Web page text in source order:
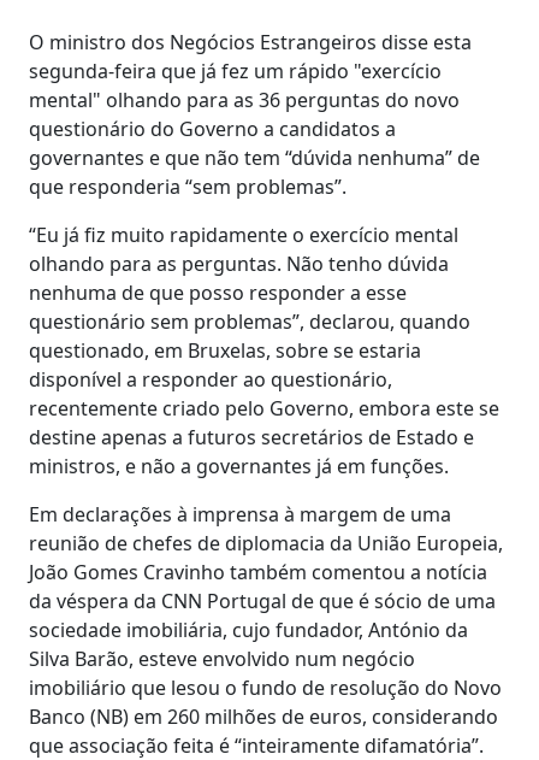
O ministro dos Negócios Estrangeiros disse esta
segunda-feira que já fez um rápido "exercício
mental" olhando para as 36 perguntas do novo
questionário do Governo a candidatos a
governantes e que não tem “dúvida nenhuma” de
que responderia “sem problemas”.
“Eu já fiz muito rapidamente o exercício mental
olhando para as perguntas. Não tenho dúvida
nenhuma de que posso responder a esse
questionário sem problemas”, declarou, quando
questionado, em Bruxelas, sobre se estaria
disponível a responder ao questionário,
recentemente criado pelo Governo, embora este se
destine apenas a futuros secretários de Estado e
ministros, e não a governantes já em funções.
Em declarações à imprensa à margem de uma
reunião de chefes de diplomacia da União Europeia,
João Gomes Cravinho também comentou a notícia
da véspera da CNN Portugal de que é sócio de uma
sociedade imobiliária, cujo fundador, António da
Silva Barão, esteve envolvido num negócio
imobiliário que lesou o fundo de resolução do Novo
Banco (NB) em 260 milhões de euros, considerando
que associação feita é “inteiramente difamatória”.